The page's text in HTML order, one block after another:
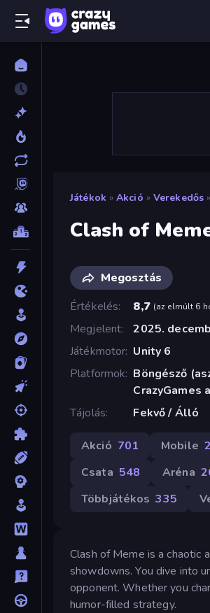
Játékok » Akció » Verekedős »
Clash of
Megosztás
Értékelés
8,7 (az elmúlt 6
Megjelent
2025.
Játékmotor Unity 6
Platformok Böngésző
CrazyGames
Tájolás
Fekvő / Álló
Akció 701 Mobile
Csata 548 Aréna
Többjátékos 335
Clash of Meme is a chaotic
showdowns. You dive into
opponent. Whether you
humor-filled strategy.